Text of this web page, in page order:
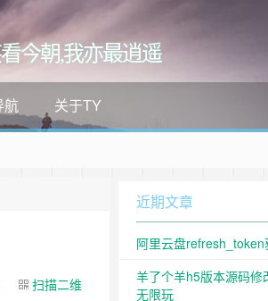
今朝,我亦最逍遥
航 关于TY
扫描二维
近期文章
阿里云盘
羊了个羊h5版本源码
无限玩